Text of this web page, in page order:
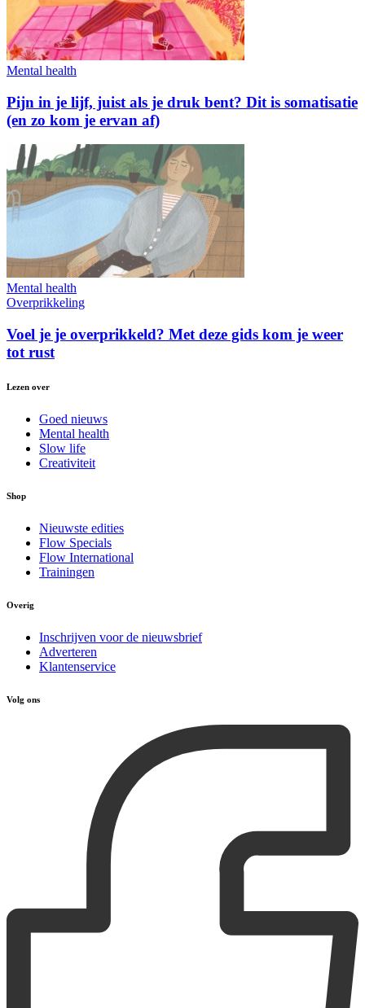
Mental health
Pijn in je lijf, juist als je druk bent? Dit is somatisatie
(en zo kom je ervan af)
Mental health
Overprikkeling
Voel je je overprikkeld? Met deze gids kom je weer
tot rust
Lezen over
Goed nieuws
Mental health
Slow life
Creativiteit
Shop
Nieuwste edities
Flow Specials
Flow International
Trainingen
Overig
Inschrijven voor de nieuwsbrief
Adverteren
Klantenservice
Volg ons